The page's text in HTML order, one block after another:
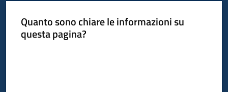
Progetti
Quanto sono chiare le informazioni su
questa pagina?